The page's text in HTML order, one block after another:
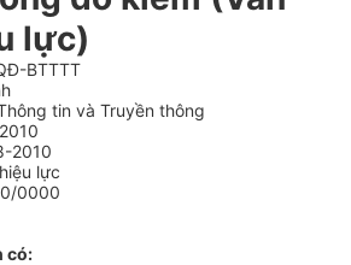
lực)
BTTTT
tin và Truyền thông
2010
lực
0000
có: